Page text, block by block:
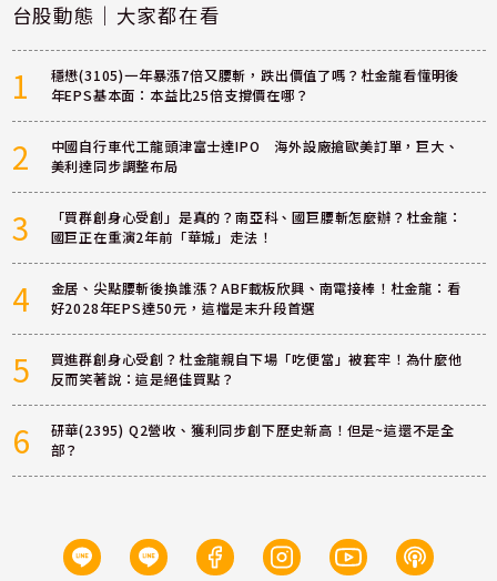
台股動態｜大家都在看
1
穩懋(3105)一年暴漲7倍又腰斬，跌出價值了嗎？杜金龍看懂明後
年EPS基本面：本益比25倍支撐價在哪？
2
中國自行車代工龍頭津富士達IPO 海外設廠搶歐美訂單，巨大、
美利達同步調整布局
3
「買群創身心受創」是真的？南亞科、國巨腰斬怎麼辦？杜金龍：
國巨正在重演2年前「華城」走法！
4
金居、尖點腰斬後換誰漲？ABF載板欣興、南電接棒！杜金龍：看
好2028年EPS達50元，這檔是末升段首選
5
買進群創身心受創？杜金龍親自下場「吃便當」被套牢！為什麼他
反而笑著說：這是絕佳買點？
6
研華(2395) Q2營收、獲利同步創下歷史新高！但是~這還不是全
部？